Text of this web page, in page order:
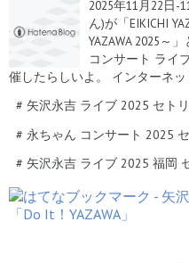
2025年11月22日-
ん)が「EIKICHI
YAZAWA 2025～
コンサート ライ
催したらしいよ。 インターネ
# 矢沢永吉 ライブ 2025 セトリ
# 永ちゃん コンサート 2025
# 矢沢永吉 ライブ 2025 福岡